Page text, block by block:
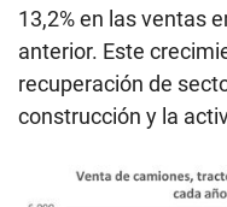
13,2% en las ventas
anterior. Este
recuperación de
construcción y la